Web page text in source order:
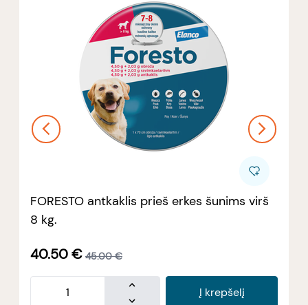
FORESTO antkaklis prieš erkes šunims virš
8 kg.
40.50€ 45.00 €
Į krepšelį